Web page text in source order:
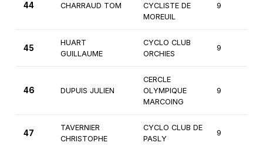
44 CHARRAUD TOM
CYCLISTE DE
MOREUIL
9
45
HUART
GUILLAUME
CYCLO CLUB
ORCHIES
9
46 DUPUIS JULIEN
CERCLE
OLYMPIQUE
MARCOING
9
47
TAVERNIER
CHRISTOPHE
CYCLO CLUB DE
PASLY
9